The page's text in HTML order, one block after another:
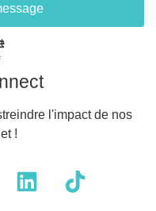
l'impact de nos
!